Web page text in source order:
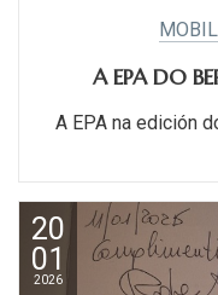
A EPA DO
A EPA na edición
20
01
2026